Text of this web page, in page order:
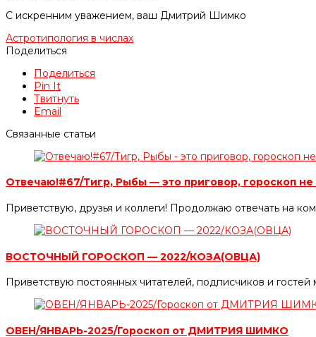
С искренним уважением, ваш Дмитрий Шимко
Астротипология в числах
Поделиться
Поделиться
Pin It
Твитнуть
Email
Связанные статьи
Отвечаю!#67/Тигр, Рыбы — это приговор, гороскоп
Приветствую, друзья и коллеги! Продолжаю отвечать на
ВОСТОЧНЫЙ ГОРОСКОП — 2022/КОЗА(ОВЦА)
Приветствую постоянных читателей, подписчиков и
ОВЕН/ЯНВАРЬ-2025/Гороскоп от ДМИТРИЯ ШИМКО